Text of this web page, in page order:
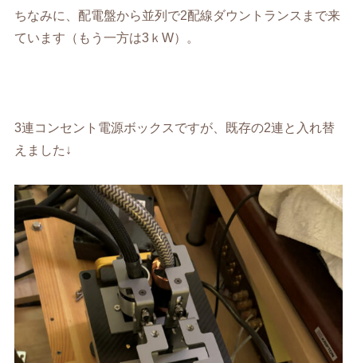
ちなみに、配電盤から並列で2配線ダウントランスまで来
ています（もう一方は3ｋW）。
3連コンセント電源ボックスですが、既存の2連と入れ替
えました↓